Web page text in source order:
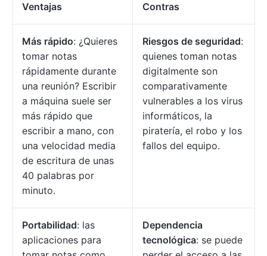
Ventajas Contras
Más rápido: ¿Quieres
tomar notas
rápidamente durante
una reunión? Escribir
a máquina suele ser
más rápido que
escribir a mano, con
una velocidad media
de escritura de unas
40 palabras por
minuto.
Riesgos de seguridad:
quienes toman notas
digitalmente son
comparativamente
vulnerables a los virus
informáticos, la
piratería, el robo y los
fallos del equipo.
Portabilidad: las
aplicaciones para
Dependencia
tecnológica: se puede